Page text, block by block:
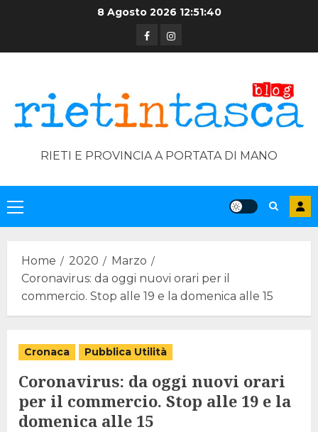
8 Agosto 2026 12:51:40
FacebookInstagram
RIETI E PROVINCIA A PORTATA DI MANO
Primary
Menu
Home 2020
Marzo
Coronavirus: da oggi nuovi orari per il
commercio. Stop alle 19 e la domenica alle 15
Cronaca Pubblica Utilità
Coronavirus: da oggi nuovi orari
per il commercio. Stop alle 19 e la
domenica alle 15